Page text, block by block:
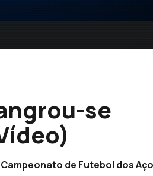
se
de Futebol dos